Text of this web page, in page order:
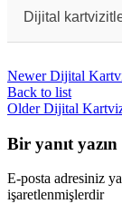
gibi kanallar
şekilde
Dijital
Kağıt
bulunmaz.
Newer Dijital
Back to list
Older Dijital
Bir yanıt yazın
E-posta adresiniz
işaretlenmişlerdir